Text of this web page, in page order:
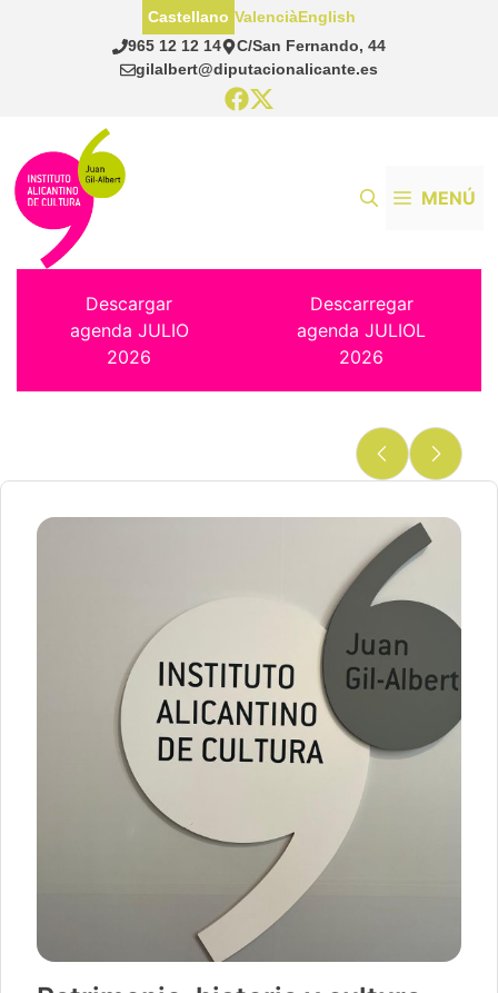
965 12 12 14
C/San Fernando, 44
gilalbert@diputacionalicante.es
Castellano ValenciàEnglish
MENÚ
Descargar
agenda JULIO
2026
Descarregar
agenda JULIOL
2026